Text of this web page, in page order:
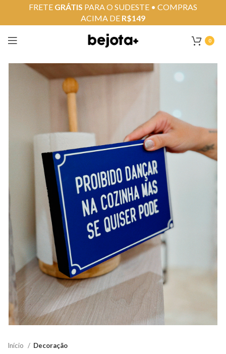
0
Início Decoração
FRETE GRÁTIS PARA O SUDESTE • COMPRAS
ACIMA DE R$149